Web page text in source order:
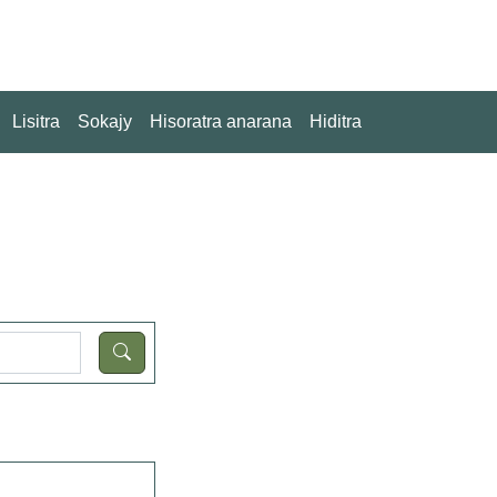
Lisitra Sokajy Hisoratra anarana Hiditra